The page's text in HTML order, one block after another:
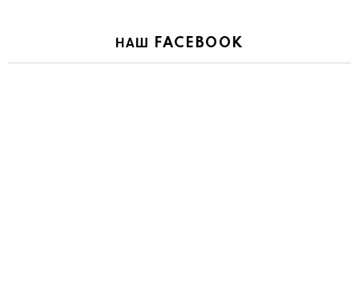
НАШ FACEBOOK